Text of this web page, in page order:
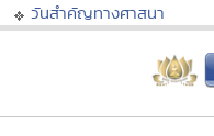
วันสำคัญทางศาสนา